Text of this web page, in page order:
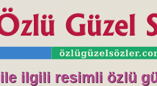
ile ilgili resimli özlü